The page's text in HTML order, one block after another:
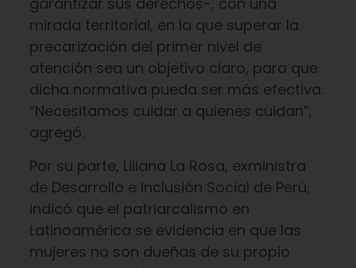
mirada territorial, en la que superar la
precarización del primer nivel de
atención sea un objetivo claro, para que
dicha normativa pueda ser más efectiva.
“Necesitamos cuidar a quienes cuidan”,
agregó.
Por su parte, Liliana La Rosa, exministra
de Desarrollo e Inclusión Social de Perú,
indicó que el patriarcalismo en
Latinoamérica se evidencia en que las
mujeres no son dueñas de su propio